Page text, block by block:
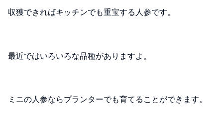
収獲できればキッチンでも重宝する人参です。
最近ではいろいろな品種がありますよ。
ミニの人参ならプランターでも育てることができます。